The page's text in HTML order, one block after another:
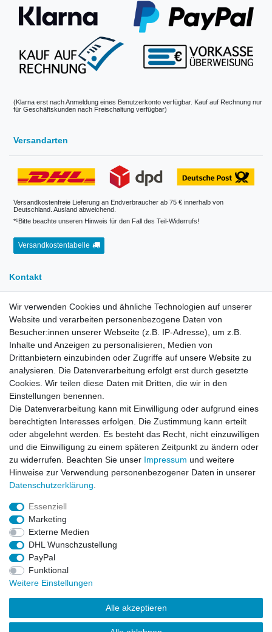
(Klarna erst nach Anmeldung eines Benutzerkonto verfügbar. Kauf auf Rechnung nur
für Geschäftskunden nach Freischaltung verfügbar)
Versandarten
Versandkostenfreie Lieferung an Endverbraucher ab 75 € innerhalb von
Deutschland. Ausland abweichend.
*¹Bitte beachte unseren Hinweis für den Fall des Teil-Widerrufs!
Versandkostentabelle
Kontakt
E-Mail:info[at]kreativplotter.de
Telefon:0202-87063640
Öffnungszeiten:
Montag bis Freitag von 8.30 - 15.30 Uhr
Kontaktformular
Informationen
Registrieren
Widerrufsrecht
Datenschutzerklärung
AGB
Impressum
Widerrufsbutton
Wir verwenden Cookies und ähnliche Technologien auf unserer
Website und verarbeiten personenbezogene Daten von
Besucher:innen unserer Webseite (z.B. IP-Adresse), um z.B.
Inhalte und Anzeigen zu personalisieren, Medien von
Drittanbietern einzubinden oder Zugriffe auf unsere Website zu
analysieren. Die Datenverarbeitung erfolgt erst durch gesetzte
Cookies. Wir teilen diese Daten mit Dritten, die wir in den
Einstellungen benennen.
Die Datenverarbeitung kann mit Einwilligung oder aufgrund eines
berechtigten Interesses erfolgen. Die Zustimmung kann erteilt
oder abgelehnt werden. Es besteht das Recht, nicht einzuwilligen
und die Einwilligung zu einem späteren Zeitpunkt zu ändern oder
zu widerrufen. Beachten Sie unser Impressum und weitere
Hinweise zur Verwendung personenbezogener Daten in unserer
Daten­schutz­erklärung
Essenziell
Marketing
Externe Medien
DHL Wunschzustellung
PayPal
Funktional
Weitere Einstellungen
Alle akzeptieren